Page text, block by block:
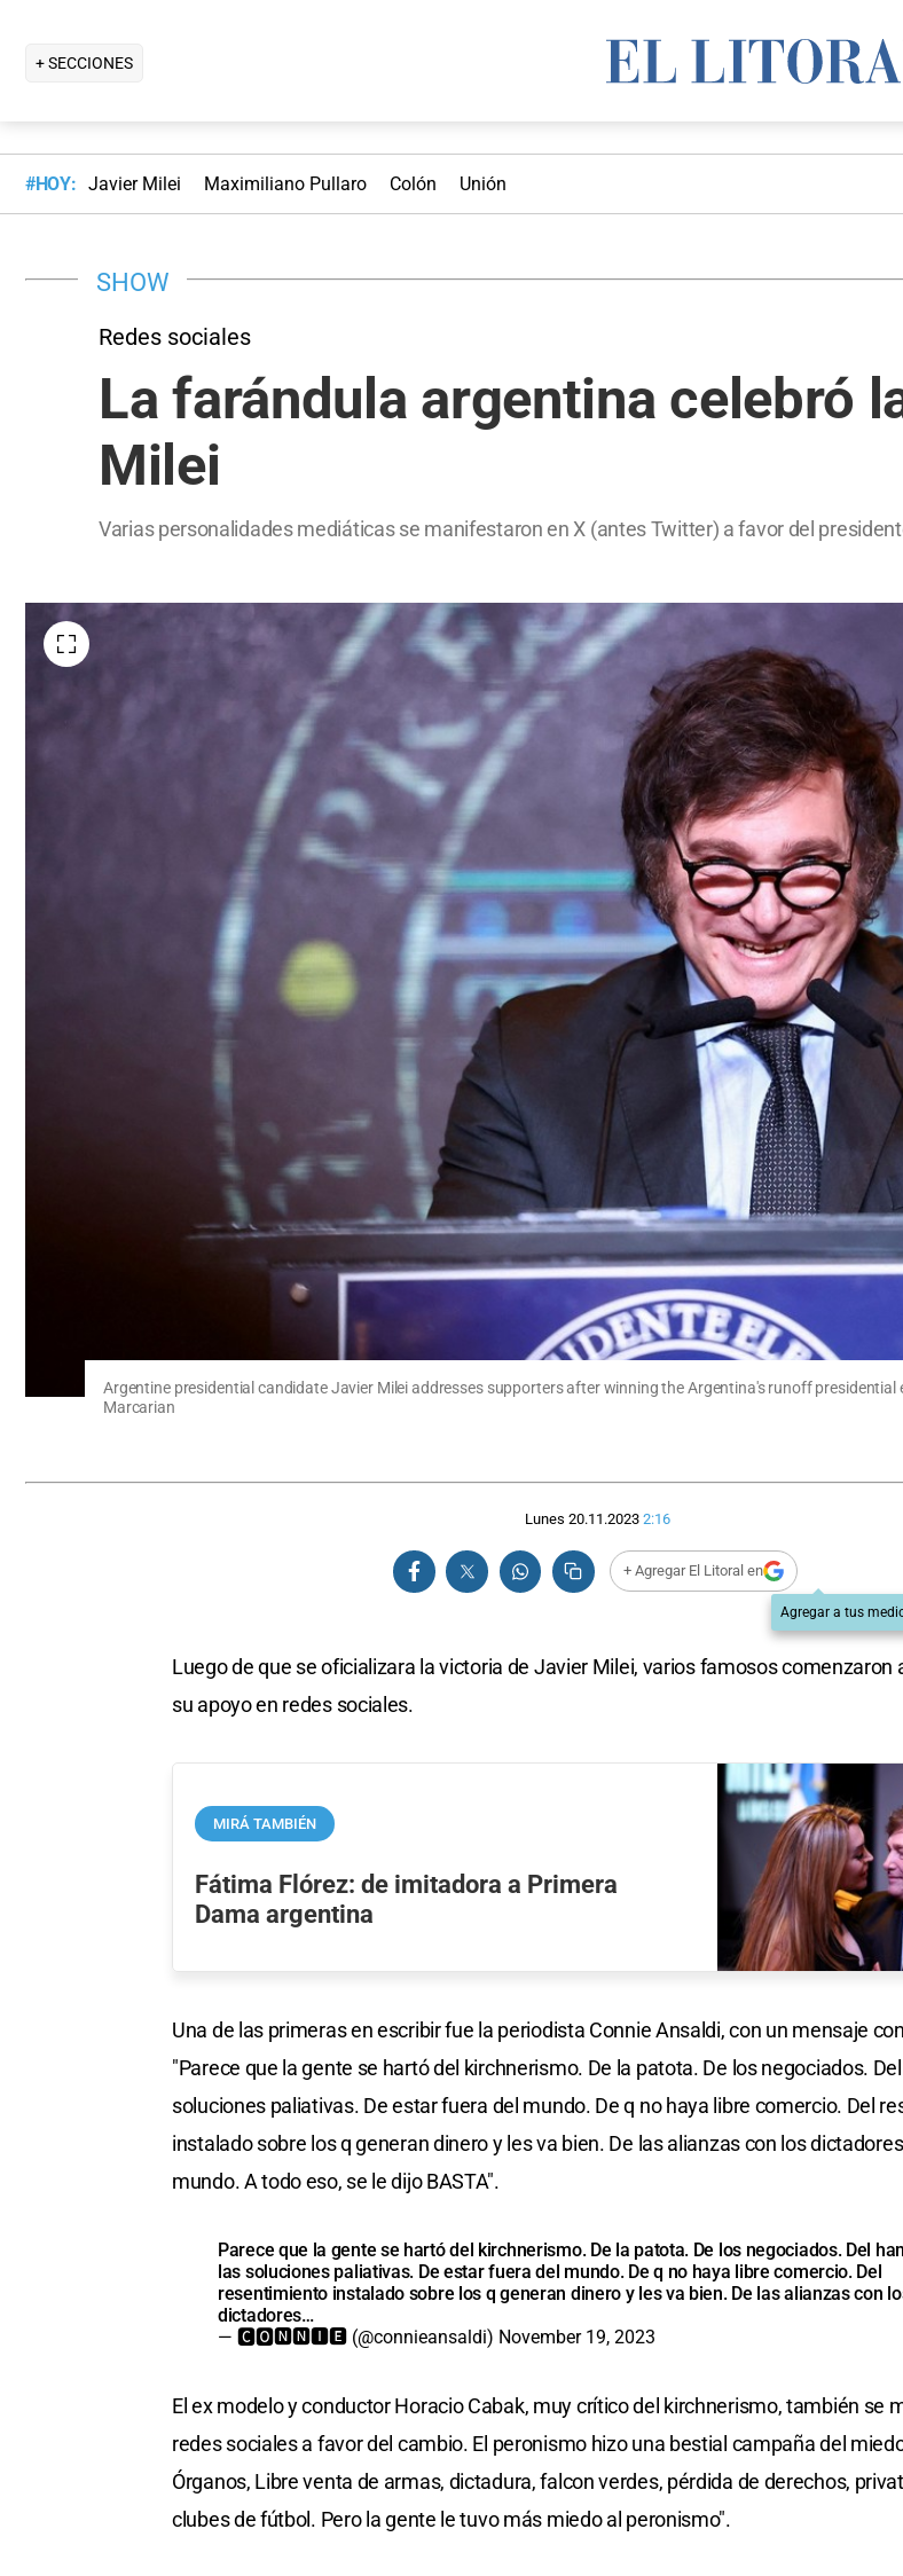
+ SECCIONES
#HOY: Javier Milei Maximiliano Pullaro Colón Unión
SHOW
Redes sociales
La farándula argentina celebró
Milei
Varias personalidades mediáticas se manifestaron en X (antes Twitter) a favor del
Argentine presidential candidate Javier Milei addresses supporters after winning the Argentina's runoff presidential
Marcarian
Lunes 20.11.2023 2:16
+ Agregar El Litoral en
Agregar a tus
Luego de que se oficializara la victoria de Javier Milei, varios famosos comenzaron
su apoyo en redes sociales.
MIRÁ TAMBIÉN
Fátima Flórez: de imitadora a Primera
Dama argentina
Una de las primeras en escribir fue la periodista Connie Ansaldi, con un mensaje
"Parece que la gente se hartó del kirchnerismo. De la patota. De los negociados.
soluciones paliativas. De estar fuera del mundo. De q no haya libre comercio. Del
instalado sobre los q generan dinero y les va bien. De las alianzas con los
mundo. A todo eso, se le dijo BASTA".
Parece que la gente se hartó del kirchnerismo. De la patota. De los negociados. Del
las soluciones paliativas. De estar fuera del mundo. De q no haya libre comercio. Del
resentimiento instalado sobre los q generan dinero y les va bien. De las alianzas con
dictadores…
— 🅲🅾🅽🅽🅸🅴 (@connieansaldi) November 19, 2023
El ex modelo y conductor Horacio Cabak, muy crítico del kirchnerismo, también se
redes sociales a favor del cambio. El peronismo hizo una bestial campaña del
Órganos, Libre venta de armas, dictadura, falcon verdes, pérdida de derechos,
clubes de fútbol. Pero la gente le tuvo más miedo al peronismo".